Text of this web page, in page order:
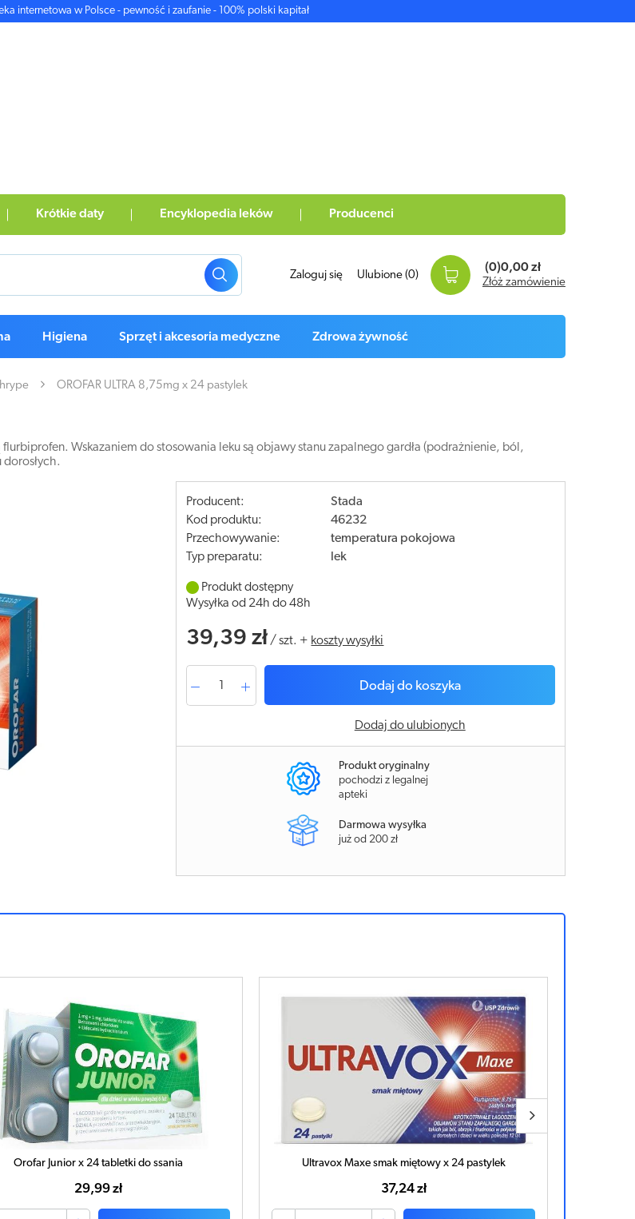
internetowa w Polsce - pewność i zaufanie - 100% polski kapitał
Krótkie daty Encyklopedia leków Producenci
Zaloguj się Ulubione (0)
(0)0,00 zł
Złóż zamówienie
Higiena Sprzęt i akcesoria medyczne Zdrowa żywność
OROFAR ULTRA 8,75mg x 24 pastylek
Wskazaniem do stosowania leku są objawy stanu zapalnego gardła (podrażnienie, ból,
Producent:
Stada
Kod produktu:
46232
Przechowywanie:
temperatura pokojowa
Typ preparatu:
lek
Produkt dostępny
Wysyłka od 24h do 48h
39,39 zł /szt. + koszty wysyłki
Dodaj do koszyka
Dodaj do ulubionych
Produkt oryginalny
pochodzi z legalnej
apteki
Darmowa wysyłka
już od 200 zł
Orofar Junior x 24 tabletki do ssania
29,99 zł
Ultravox Maxe smak miętowy x 24 pastylek
37,24 zł